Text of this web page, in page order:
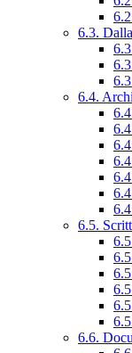
6.3.
6.4.
6.5.
6.6.